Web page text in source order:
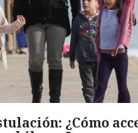
¿Cómo